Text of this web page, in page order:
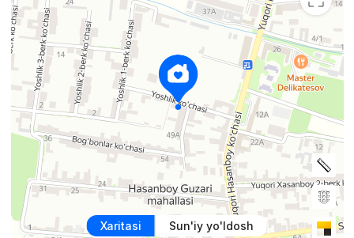
Xaritasi Sun'iy yo'ldosh